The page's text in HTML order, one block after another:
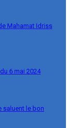
Mahamat Idriss
6 mai 2024
saluent le bon